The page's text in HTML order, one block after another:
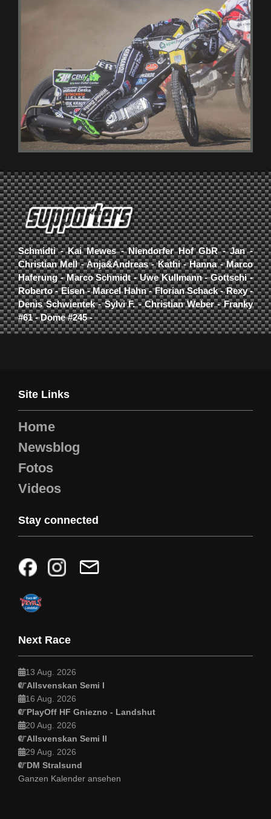
Schmidti - Kai Mewes - Niendorfer Hof GbR - Jan -
Christian Mell - Anja&Andreas - Kathi - Hanna - Marco
Haferung - Marco Schmidt - Uwe Kullmann - Gottschi -
Roberto - Eisen - Marcel Hahn - Florian Schack - Rexy -
Denis Schwientek - Sylvi F. - Christian Weber - Franky
#61 - Dome #245 -
Site Links
Home
Newsblog
Fotos
Videos
Stay connected
Next Race
13 Aug. 2026
Allsvenskan Semi I
16 Aug. 2026
PlayOff HF Gniezno - Landshut
20 Aug. 2026
Allsvenskan Semi II
29 Aug. 2026
DM Stralsund
Ganzen Kalender ansehen